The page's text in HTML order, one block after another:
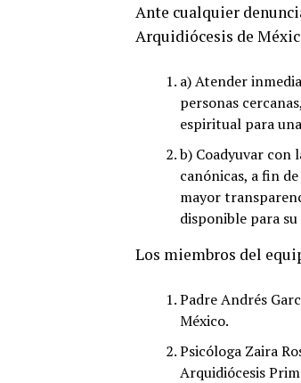
Ante cualquier
Arquidiócesis de
a) Atender
personas
espiritual para
b) Coadyuvar con
canónicas, a fin
mayor
disponible para
Los miembros del
Padre Andrés
México.
Psicóloga Zaira
Arquidiócesis